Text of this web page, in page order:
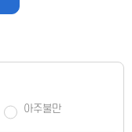
아주불만